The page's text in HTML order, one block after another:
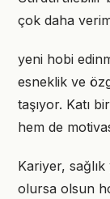
çok daha
yeni hobi
esneklik ve
taşıyor. Katı
hem de
Kariyer,
olursa olsun